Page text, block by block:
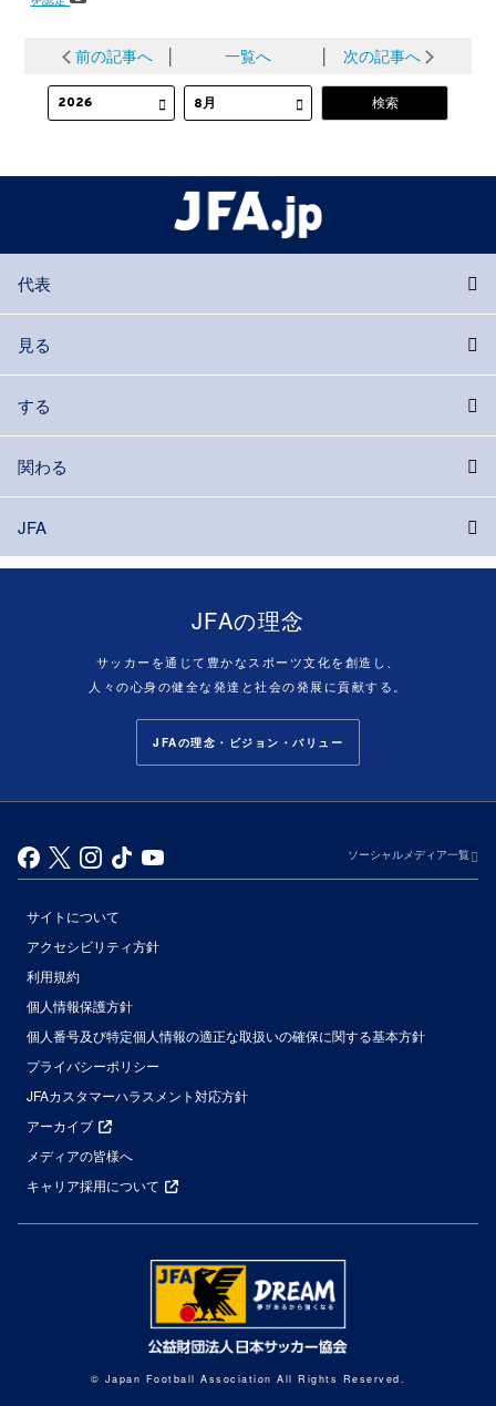
前の記事へ 一覧へ 次の記事へ
代表
見る
する
関わる
JFA
JFAの理念
サッカーを通じて豊かなスポーツ文化を創造し、
人々の心身の健全な発達と社会の発展に貢献する。
JFAの理念・ビジョン・バリュー
ソーシャルメディア一覧
サイトについて
アクセシビリティ方針
利用規約
個人情報保護方針
個人番号及び特定個人情報の適正な取扱いの確保に関する基本方針
プライバシーポリシー
JFAカスタマーハラスメント対応方針
アーカイブ
メディアの皆様へ
キャリア採用について
© Japan Football Association All Rights Reserved.